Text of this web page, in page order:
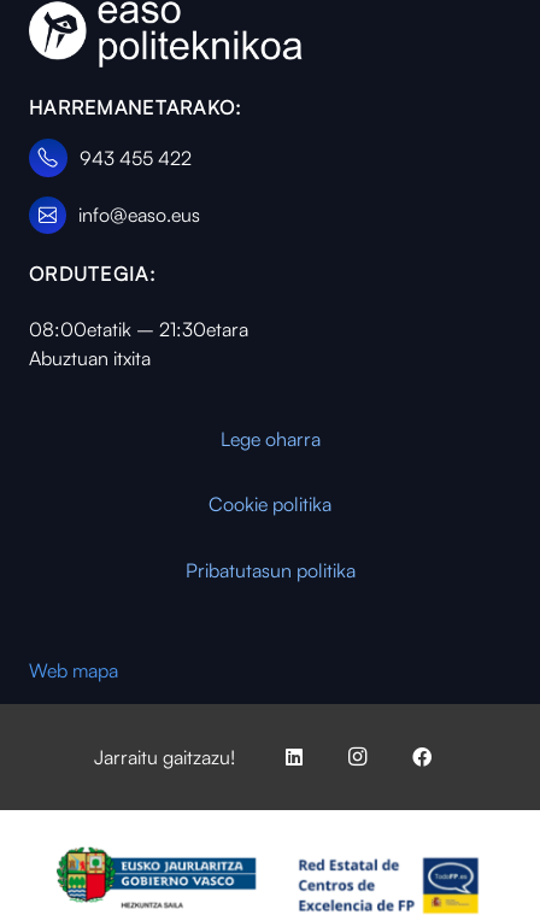
HARREMANETARAKO:
943 455 422
info@easo.eus
ORDUTEGIA:
08:00etatik – 21:30etara
Abuztuan itxita
Lege oharra
Cookie politika
Pribatutasun politika
Web mapa
Jarraitu gaitzazu!